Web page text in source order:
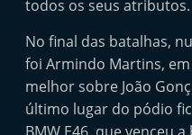
todos os seus atributos.
No final das batalhas,
foi Armindo Martins,
melhor sobre João
último lugar do pódio